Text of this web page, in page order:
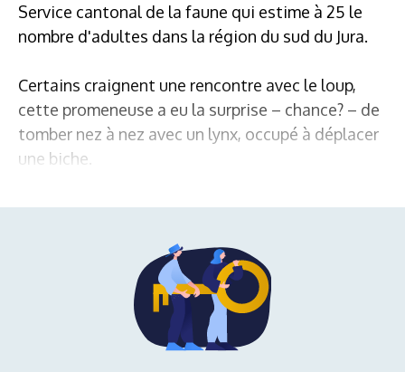
Service cantonal de la faune qui estime à 25 le
nombre d'adultes dans la région du sud du Jura.
Certains craignent une rencontre avec le loup,
cette promeneuse a eu la surprise – chance? – de
tomber nez à nez avec un lynx, occupé à déplacer
une biche.